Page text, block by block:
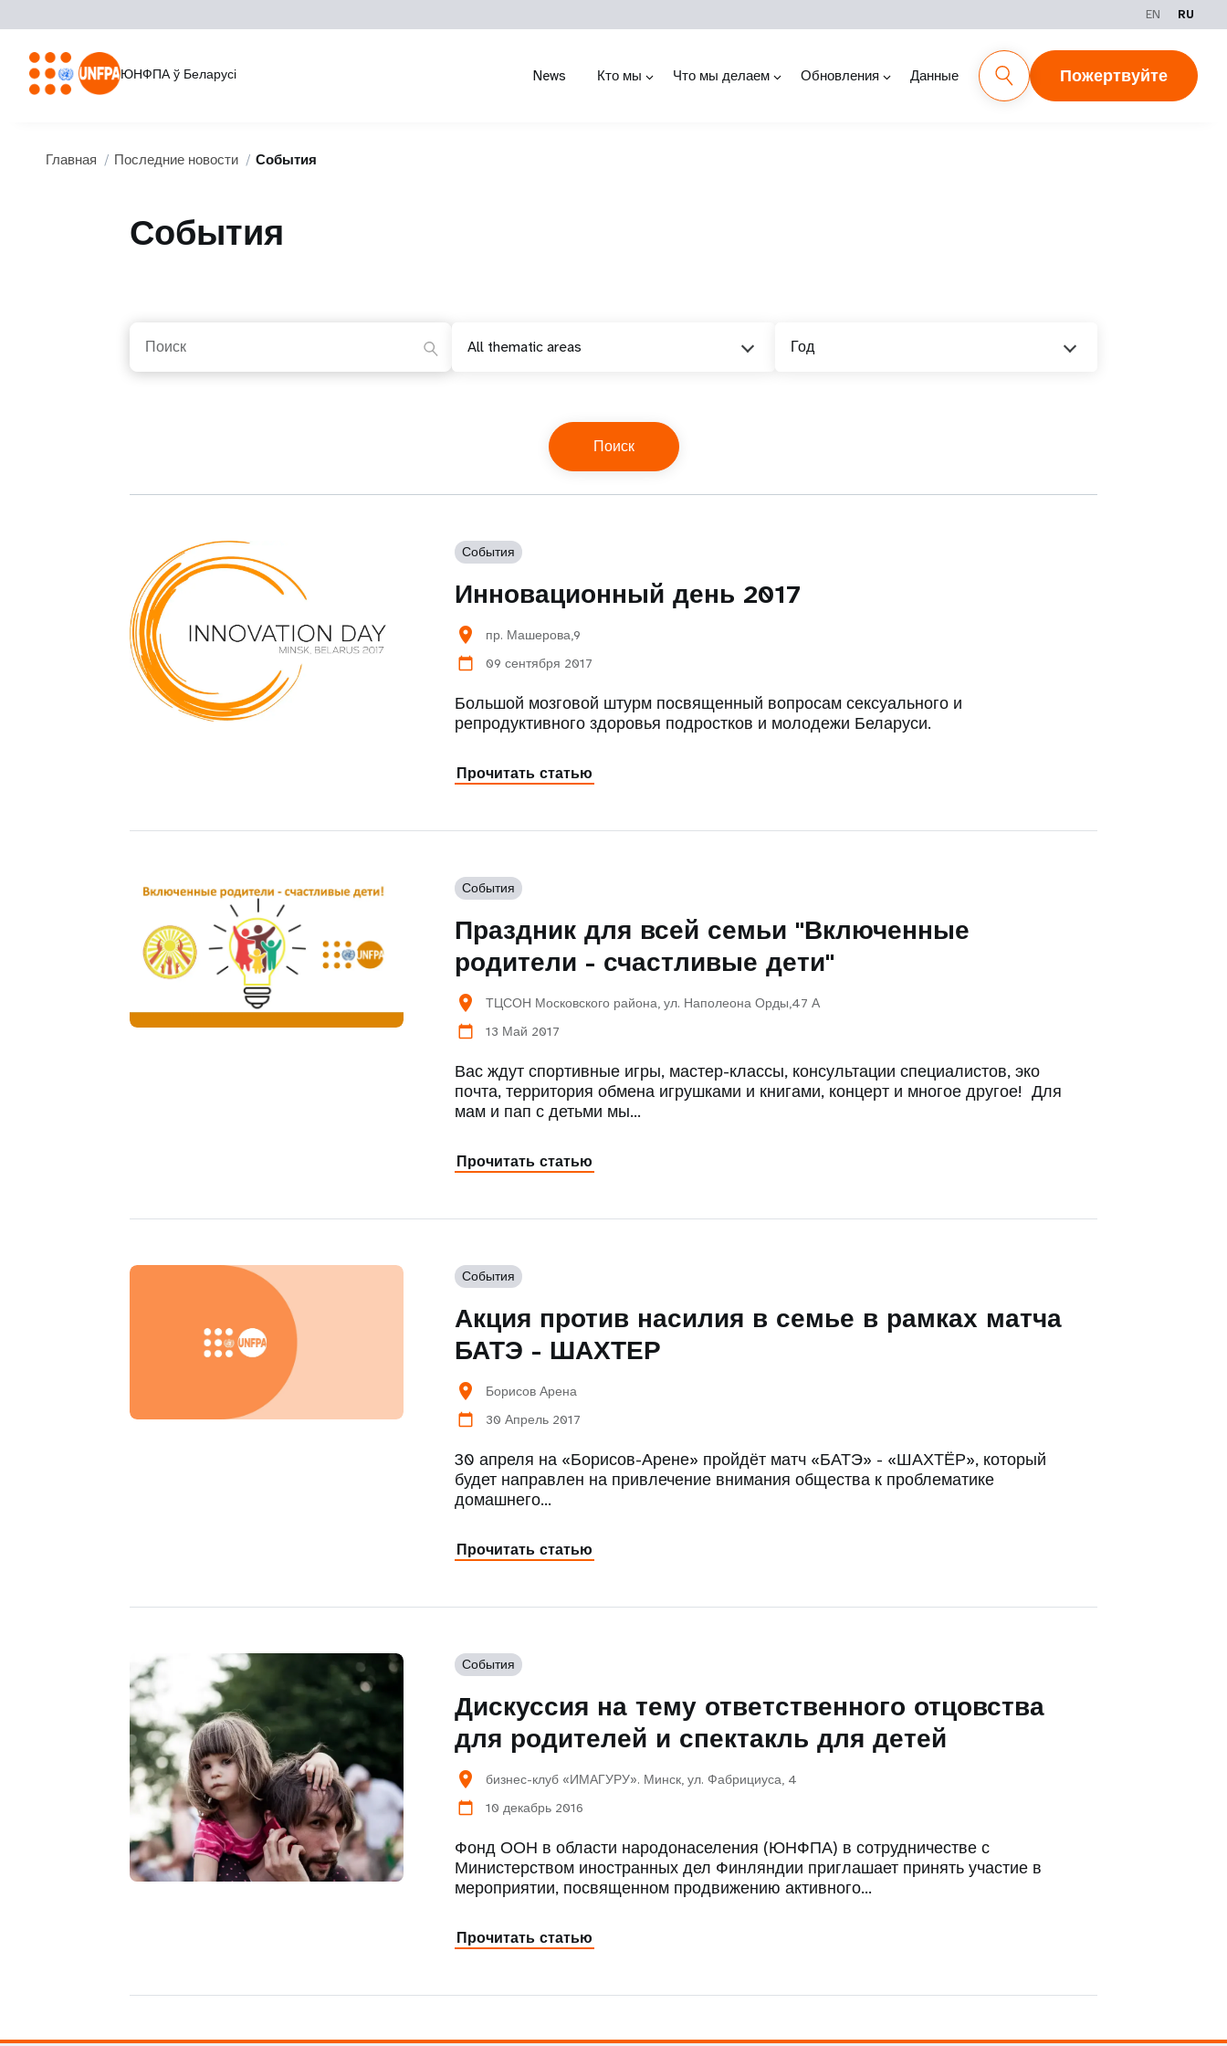
EN RU
ЮНФПА ў Беларусі News Кто мы Что мы делаем Обновления Данные Пожертвуйте
Главная Последние новости События
События
All thematic areas Год
События
Инновационный день 2017
location_on
пр. Машерова,9
calendar_today
09 сентября 2017
Большой мозговой штурм посвященный вопросам сексуального и
репродуктивного здоровья подростков и молодежи Беларуси.
Прочитать статью
События
Праздник для всей семьи "Включенные
родители - счастливые дети"
location_on
ТЦСОН Московского района, ул. Наполеона Орды,47 А
calendar_today
13 Май 2017
Вас ждут спортивные игры, мастер-классы, консультации специалистов, эко
почта, территория обмена игрушками и книгами, концерт и многое другое! Для
мам и пап с детьми мы…
Прочитать статью
События
Акция против насилия в семье в рамках матча
БАТЭ - ШАХТЕР
location_on
Борисов Арена
calendar_today
30 Апрель 2017
30 апреля на «Борисов-Арене» пройдёт матч «БАТЭ» - «ШАХТЁР», который
будет направлен на привлечение внимания общества к проблематике
домашнего…
Прочитать статью
События
Дискуссия на тему ответственного отцовства
для родителей и спектакль для детей
location_on
бизнес-клуб «ИМАГУРУ». Минск, ул. Фабрициуса, 4
calendar_today
10 декабрь 2016
Фонд ООН в области народонаселения (ЮНФПА) в сотрудничестве с
Министерством иностранных дел Финляндии приглашает принять участие в
мероприятии, посвященном продвижению активного…
Прочитать статью